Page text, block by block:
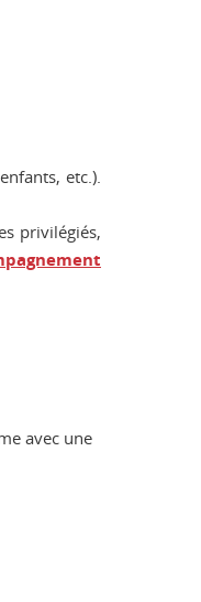
etc.).
privilégiés,
avec une